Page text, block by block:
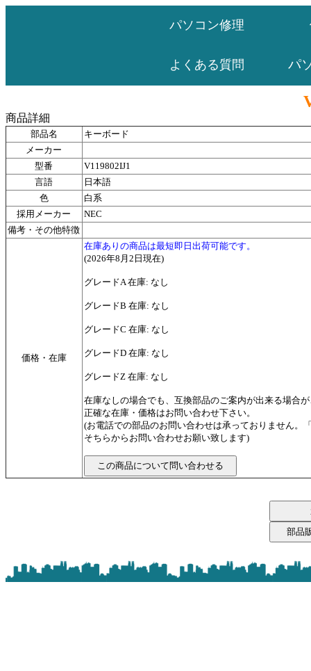
パソコン修理
よくある質問 パ
商品詳細
部品名
キーボード
メーカー
型番
V119802IJ1
言語
日本語
色
白系
採用メーカー
NEC
備考・その他特徴
価格・在庫
在庫ありの商品は最短即日出荷可能です。
(2026年8月2日現在)
グレードA 在庫: なし
グレードB 在庫: なし
グレードC 在庫: なし
グレードD 在庫: なし
グレードZ 在庫: なし
在庫なしの場合でも、互換部品のご案内が出来る場合
正確な在庫・価格はお問い合わせ下さい。
(お電話での部品のお問い合わせは承っておりません。
そちらからお問い合わせお願い致します)